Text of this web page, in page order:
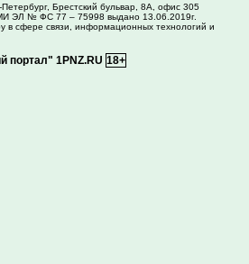
Петербург, Брестский бульвар, 8А, офис 305
ЭЛ № ФС 77 – 75998 выдано 13.06.2019г.
в сфере связи, информационных технологий и
портал" 1PNZ.RU 18+